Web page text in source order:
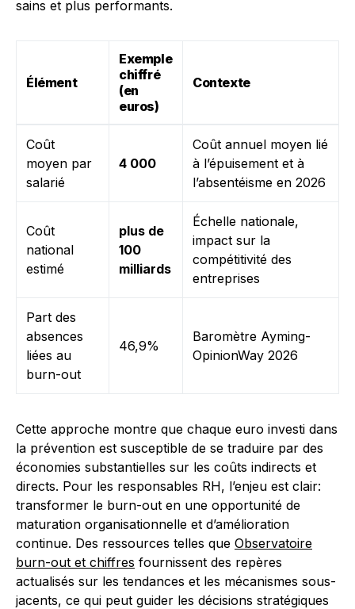
sains et plus performants.
Élément
Exemple
chiffré
(en
euros)
Contexte
Coût
moyen par
salarié
4 000
Coût annuel moyen lié
à l’épuisement et à
l’absentéisme en 2026
Coût
national
estimé
plus de
100
milliards
Échelle nationale,
impact sur la
compétitivité des
entreprises
Part des
absences
liées au
burn-out
46,9%
Baromètre Ayming-
OpinionWay 2026
Cette approche montre que chaque euro investi dans
la prévention est susceptible de se traduire par des
économies substantielles sur les coûts indirects et
directs. Pour les responsables RH, l’enjeu est clair:
transformer le burn-out en une opportunité de
maturation organisationnelle et d’amélioration
continue. Des ressources telles que Observatoire
burn-out et chiffres fournissent des repères
actualisés sur les tendances et les mécanismes sous-
jacents, ce qui peut guider les décisions stratégiques